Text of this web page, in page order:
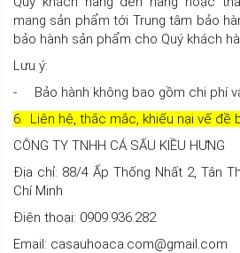
mang sản phẩm tới Trung tâm bảo
bảo hành sản phẩm cho Quý khách
Lưu ý:
- Bảo hành không bao gồm chi phí
6. Liên hệ, thắc mắc, khiếu nại vế đề
CÔNG TY TNHH CÁ SẤU KIỀU HƯNG
Địa chỉ: 88/4 Ấp Thống Nhất 2, Tân
Chí Minh
Điện thoại: 0909.936.282
Email: casauhoaca.com@gmail.com